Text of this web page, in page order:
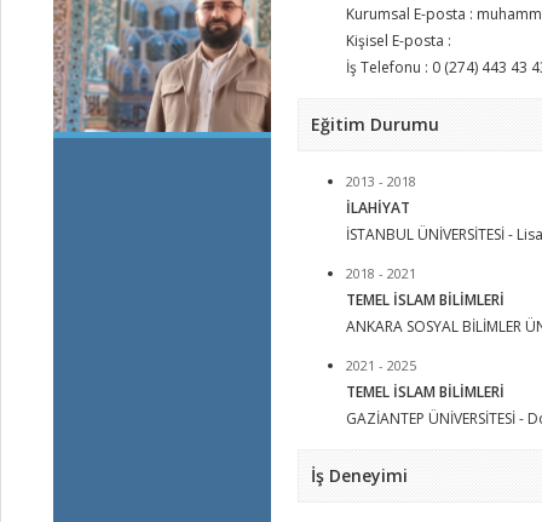
Kurumsal E-posta :
Kişisel E-posta :
İş Telefonu : 0 (274) 443 43
Eğitim Durumu
2013 - 2018
İLAHİYAT
İSTANBUL ÜNİVERSİTESİ -
2018 - 2021
TEMEL İSLAM BİLİMLERİ
ANKARA SOSYAL BİLİMLER
2021 - 2025
TEMEL İSLAM BİLİMLERİ
GAZİANTEP ÜNİVERSİTESİ -
İş Deneyimi